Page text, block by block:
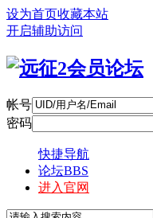
设为首页收藏本站
开启辅助访问
帐号
密码
快捷导航
论坛BBS
进入官网